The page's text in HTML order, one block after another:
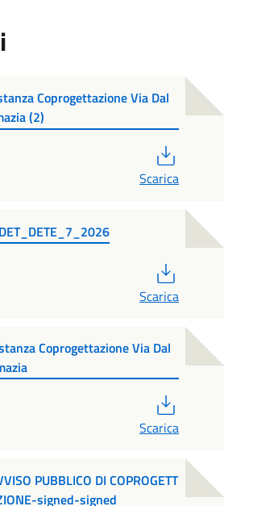
Coprogettazione Via Dal
(2)
Scarica
DET_DETE_7_2026
Scarica
Coprogettazione Via Dal
Scarica
PUBBLICO DI COPROGETT
signed-signed